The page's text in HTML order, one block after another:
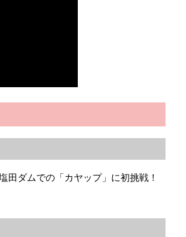
田ダムでの「カヤップ」に初挑戦！